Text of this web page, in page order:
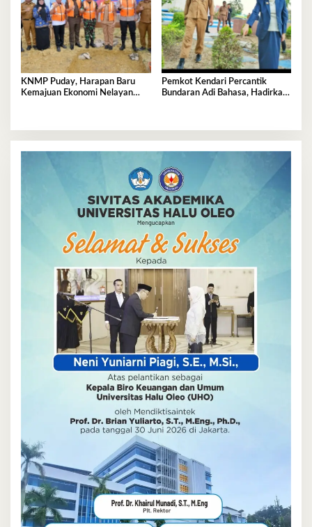
KNMP Puday, Harapan Baru
Kemajuan Ekonomi Nelayan
Pemkot Kendari Percantik
Bundaran Adi Bahasa, Hadirkan